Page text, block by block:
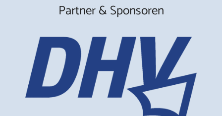
Partner & Sponsoren